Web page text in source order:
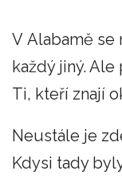
V Alabamě se
každý jiný.
Ti, kteří znají
Neustále je
Kdysi tady